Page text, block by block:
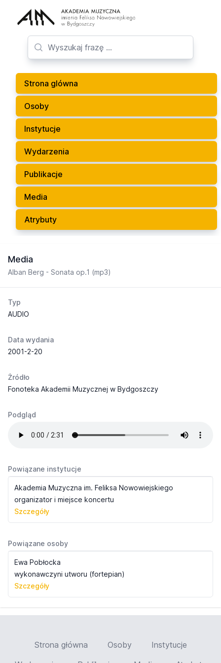
Strona glówna
Osoby
Instytucje
Wydarzenia
Publikacje
Media
Atrybuty
Media
Alban Berg - Sonata op.1 (mp3)
Typ
AUDIO
Data wydania
2001-2-20
Żródło
Fonoteka Akademii Muzycznej w Bydgoszczy
Podgląd
Powiązane instytucje
Akademia Muzyczna im. Feliksa Nowowiejskiego
organizator i miejsce koncertu
Szczegóły
Powiązane osoby
Ewa Pobłocka
wykonawczyni utworu (fortepian)
Szczegóły
Strona główna Osoby
Instytucje